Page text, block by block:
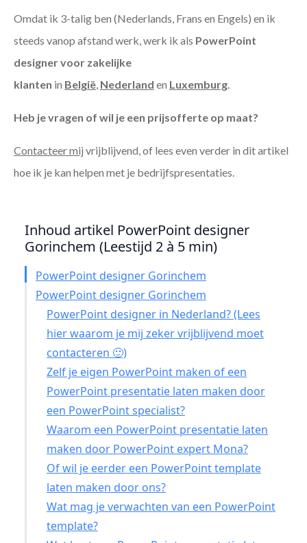
Omdat ik 3-talig ben (Nederlands, Frans en Engels) en ik
steeds vanop afstand werk, werk ik als PowerPoint
designer voor zakelijke
klanten in België, Nederland en Luxemburg.
Heb je vragen of wil je een prijsofferte op maat?
Contacteer mij vrijblijvend, of lees even verder in dit artikel
hoe ik je kan helpen met je bedrijfspresentaties.
Inhoud artikel PowerPoint designer
Gorinchem (Leestijd 2 à 5 min)
PowerPoint designer Gorinchem
PowerPoint designer Gorinchem
PowerPoint designer in Nederland? (Lees
hier waarom je mij zeker vrijblijvend moet
contacteren 🙂)
Zelf je eigen PowerPoint maken of een
PowerPoint presentatie laten maken door
een PowerPoint specialist?
Waarom een PowerPoint presentatie laten
maken door PowerPoint expert Mona?
Of wil je eerder een PowerPoint template
laten maken door ons?
Wat mag je verwachten van een PowerPoint
template?